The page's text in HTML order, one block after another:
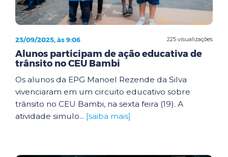
225 visualizações
23/09/2025, às 9:06
Alunos participam de ação educativa de
trânsito no CEU Bambi
Os alunos da EPG Manoel Rezende da Silva
vivenciaram em um circuito educativo sobre
trânsito no CEU Bambi, na sexta feira (19). A
atividade simulo... [saiba mais]